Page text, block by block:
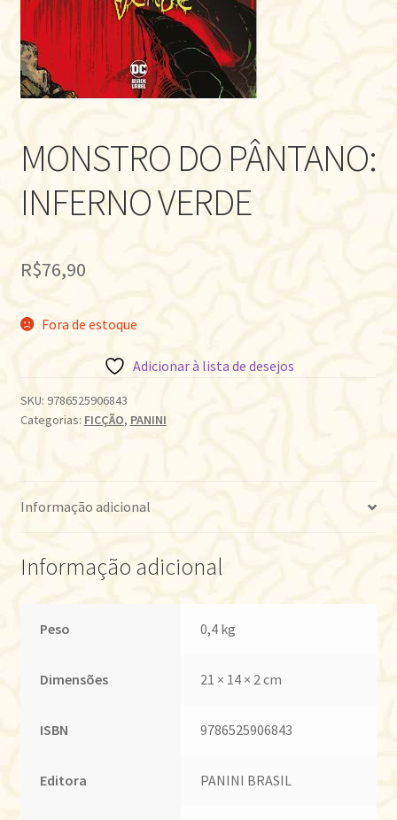
MONSTRO DO PÂNTANO:
INFERNO VERDE
R$76,90
Fora de estoque
Adicionar à lista de desejos
SKU: 9786525906843
Categorias: FICÇÃO, PANINI
Informação adicional
Informação adicional
Peso 0,4 kg
Dimensões 21 × 14 × 2 cm
ISBN 9786525906843
Editora PANINI BRASIL